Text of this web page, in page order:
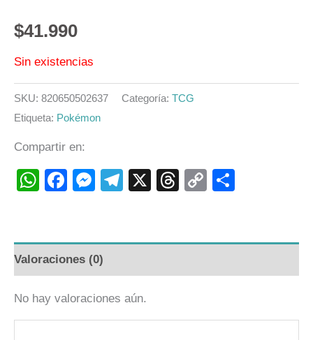
$41.990
Sin existencias
SKU: 820650502637 Categoría: TCG
Etiqueta: Pokémon
Compartir en:
WhatsApp
Facebook
Messenger
Telegram
X Threads
Copy
Valoraciones (0)
No hay valoraciones aún.